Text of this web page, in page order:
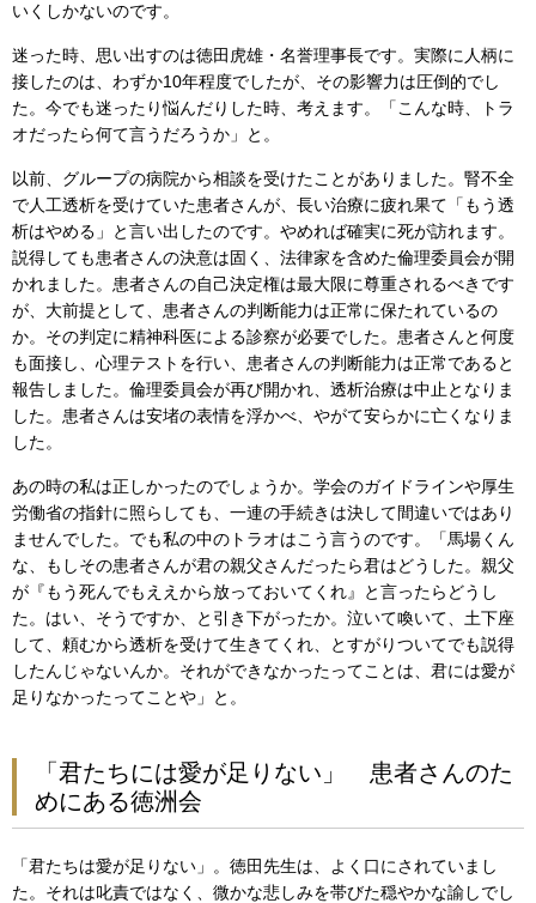
いくしかないのです。
迷った時、思い出すのは徳田虎雄・名誉理事長です。実際に人柄に
接したのは、わずか10年程度でしたが、その影響力は圧倒的でし
た。今でも迷ったり悩んだりした時、考えます。「こんな時、トラ
オだったら何て言うだろうか」と。
以前、グループの病院から相談を受けたことがありました。腎不全
で人工透析を受けていた患者さんが、長い治療に疲れ果て「もう透
析はやめる」と言い出したのです。やめれば確実に死が訪れます。
説得しても患者さんの決意は固く、法律家を含めた倫理委員会が開
かれました。患者さんの自己決定権は最大限に尊重されるべきです
が、大前提として、患者さんの判断能力は正常に保たれているの
か。その判定に精神科医による診察が必要でした。患者さんと何度
も面接し、心理テストを行い、患者さんの判断能力は正常であると
報告しました。倫理委員会が再び開かれ、透析治療は中止となりま
した。患者さんは安堵の表情を浮かべ、やがて安らかに亡くなりま
した。
あの時の私は正しかったのでしょうか。学会のガイドラインや厚生
労働省の指針に照らしても、一連の手続きは決して間違いではあり
ませんでした。でも私の中のトラオはこう言うのです。「馬場くん
な、もしその患者さんが君の親父さんだったら君はどうした。親父
が『もう死んでもええから放っておいてくれ』と言ったらどうし
た。はい、そうですか、と引き下がったか。泣いて喚いて、土下座
して、頼むから透析を受けて生きてくれ、とすがりついてでも説得
したんじゃないんか。それができなかったってことは、君には愛が
足りなかったってことや」と。
「君たちには愛が足りない」 患者さんのた
めにある徳洲会
「君たちは愛が足りない」。徳田先生は、よく口にされていまし
た。それは叱責ではなく、微かな悲しみを帯びた穏やかな諭しでし